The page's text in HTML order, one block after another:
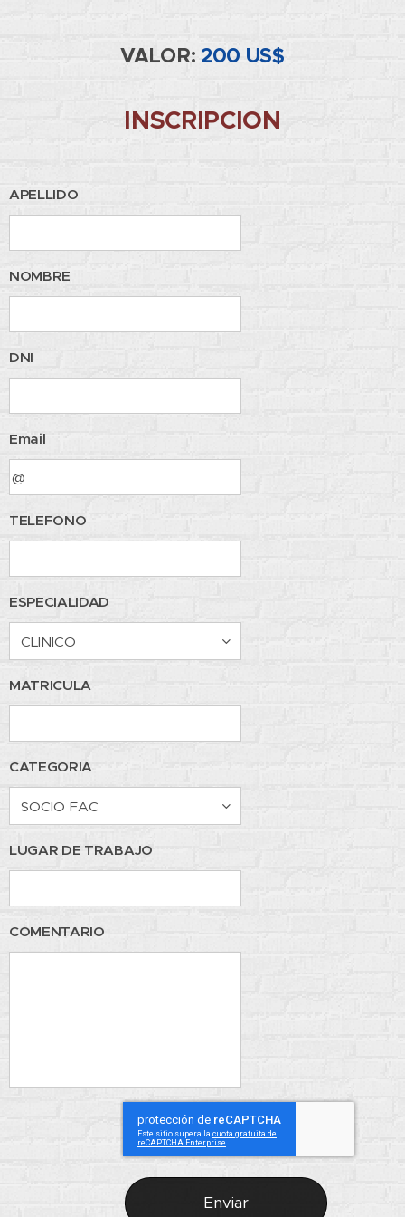
VALOR: 200 US$
INSCRIPCION
APELLIDO
NOMBRE
DNI
Email
TELEFONO
ESPECIALIDAD
MATRICULA
CATEGORIA
LUGAR DE TRABAJO
COMENTARIO
Enviar